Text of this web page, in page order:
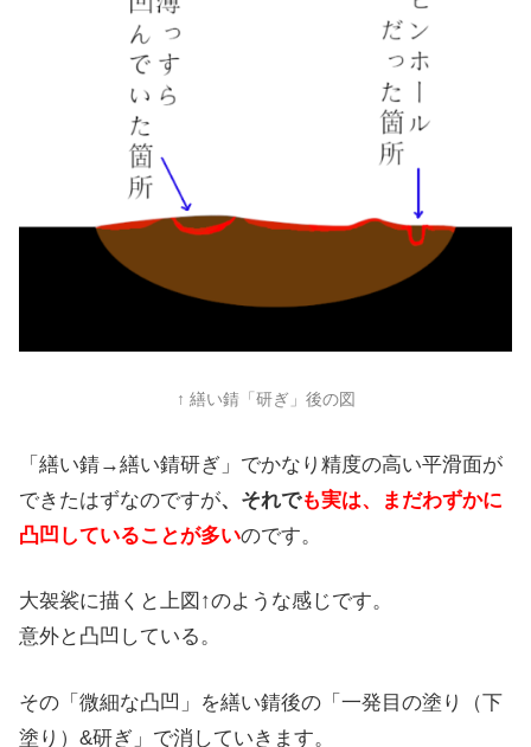
↑ 繕い錆「研ぎ」後の図
「繕い錆→繕い錆研ぎ」でかなり精度の高い平滑面が
できたはずなのですが、それでも実は、まだわずかに
凸凹していることが多いのです。
大袈裟に描くと上図↑のような感じです。
意外と凸凹している。
その「微細な凸凹」を繕い錆後の「一発目の塗り（下
塗り）&研ぎ」で消していきます。